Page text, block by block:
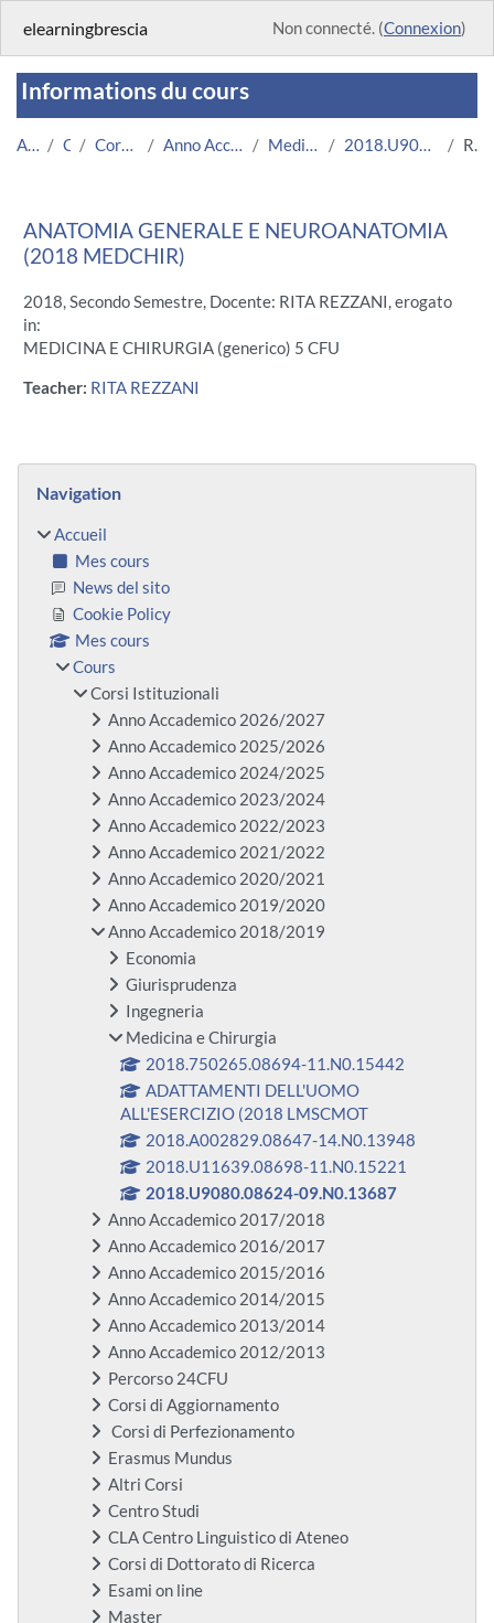
elearningbrescia Non connecté. (Connexion)
Informations du cours
Accueil Cours Corsi Istituzionali Anno Accademico 2018/2019 Medicina e Chirurgia 2018.U9080.08624-09.N0.13687 Résumé
ANATOMIA GENERALE E NEUROANATOMIA
(2018 MEDCHIR)
2018, Secondo Semestre, Docente: RITA REZZANI, erogato
in:
MEDICINA E CHIRURGIA (generico) 5 CFU
Teacher: RITA REZZANI
Blocs
Navigation
Accueil
Mes cours
News del sito
Cookie Policy
Mes cours
Cours
Corsi Istituzionali
Anno Accademico 2026/2027
Anno Accademico 2025/2026
Anno Accademico 2024/2025
Anno Accademico 2023/2024
Anno Accademico 2022/2023
Anno Accademico 2021/2022
Anno Accademico 2020/2021
Anno Accademico 2019/2020
Anno Accademico 2018/2019
Economia
Giurisprudenza
Ingegneria
Medicina e Chirurgia
2018.750265.08694-11.N0.15442
ADATTAMENTI DELL'UOMO
ALL'ESERCIZIO (2018 LMSCMOT
2018.A002829.08647-14.N0.13948
2018.U11639.08698-11.N0.15221
2018.U9080.08624-09.N0.13687
Anno Accademico 2017/2018
Anno Accademico 2016/2017
Anno Accademico 2015/2016
Anno Accademico 2014/2015
Anno Accademico 2013/2014
Anno Accademico 2012/2013
Percorso 24CFU
Corsi di Aggiornamento
Corsi di Perfezionamento
Erasmus Mundus
Altri Corsi
Centro Studi
CLA Centro Linguistico di Ateneo
Corsi di Dottorato di Ricerca
Esami on line
Master